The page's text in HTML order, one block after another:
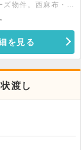
ズ物件。西麻布・渋
が魅力。周辺には
点在しています。同
。直接階段での地
す。南青山エリア
わせください！
を見る
渡し